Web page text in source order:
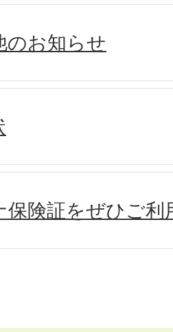
のお知らせ
保険証をぜひご利